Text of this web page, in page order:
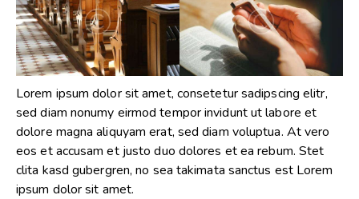
Lorem ipsum dolor sit amet, consetetur sadipscing elitr,
sed diam nonumy eirmod tempor invidunt ut labore et
dolore magna aliquyam erat, sed diam voluptua. At vero
eos et accusam et justo duo dolores et ea rebum. Stet
clita kasd gubergren, no sea takimata sanctus est Lorem
ipsum dolor sit amet.